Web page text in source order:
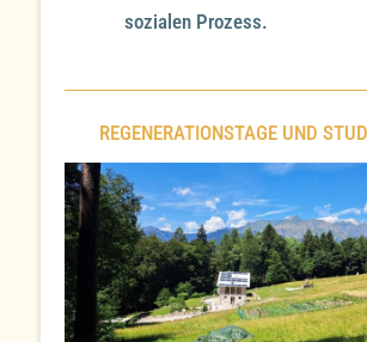
sozialen Prozess.
REGENERATIONSTAGE UND